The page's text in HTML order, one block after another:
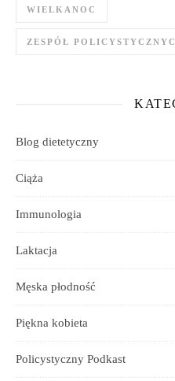
WIELKANOC
ZESPÓŁ
Blog dietetyczny
Ciąża
Immunologia
Laktacja
Męska płodność
Piękna kobieta
Policystyczny Podkast